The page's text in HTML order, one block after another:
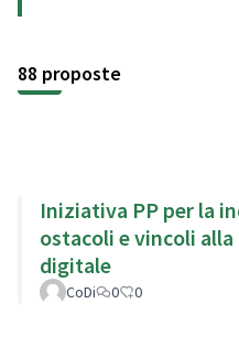
88 proposte
Iniziativa PP per la
ostacoli e vincoli
digitale
CoDi 0 0